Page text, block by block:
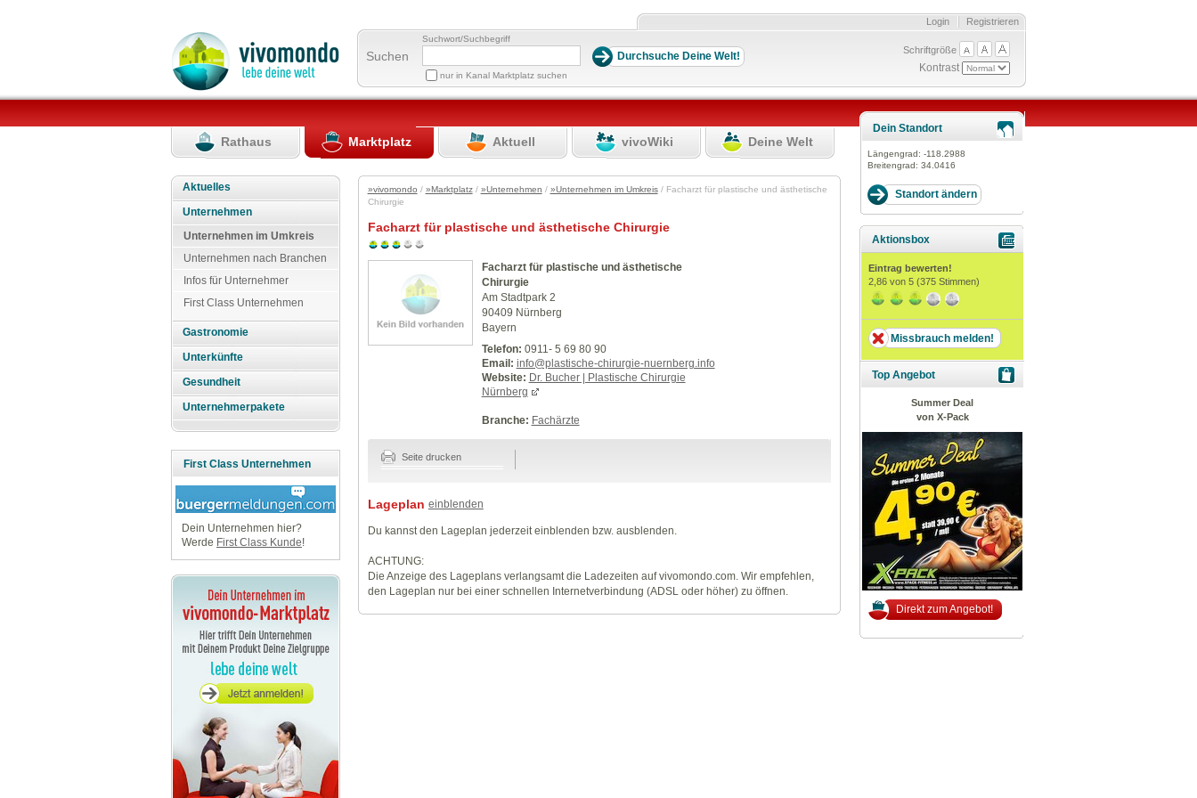
Registrieren
Login
Suchen
Suchwort/Suchbegriff
nur in Kanal Marktplatz suchen
Schriftgröße
Kontrast
Rathaus Marktplatz Aktuell vivoWiki Deine Welt
Aktuelles
Unternehmen
Unternehmen im Umkreis
Unternehmen nach Branchen
Infos für Unternehmer
First Class Unternehmen
Gastronomie
Unterkünfte
Gesundheit
Unternehmerpakete
First Class Unternehmen
Dein Unternehmen hier?
Werde First Class Kunde!
»vivomondo / »Marktplatz/ »Unternehmen / »Unternehmen im Umkreis/ Facharzt für plastische und ästhetische
Chirurgie
Facharzt für plastische und ästhetische Chirurgie
Facharzt für plastische und ästhetische
Chirurgie
Am Stadtpark 2
90409 Nürnberg
Bayern
Telefon: 0911- 5 69 80 90
Email: info@plastische-chirurgie-nuernberg.info
Website: Dr. Bucher | Plastische Chirurgie
Nürnberg
Branche: Fachärzte
Seite drucken
Lageplan einblenden
Du kannst den Lageplan jederzeit einblenden bzw. ausblenden.
ACHTUNG:
Die Anzeige des Lageplans verlangsamt die Ladezeiten auf vivomondo.com. Wir empfehlen,
den Lageplan nur bei einer schnellen Internetverbindung (ADSL oder höher) zu öffnen.
Dein Standort
Längengrad: -118.2988
Breitengrad: 34.0416
Aktionsbox
Eintrag bewerten!
2,86 von 5 (375 Stimmen)
Missbrauch melden!
Top Angebot
Summer Deal
von X-Pack
Direkt zum Angebot!